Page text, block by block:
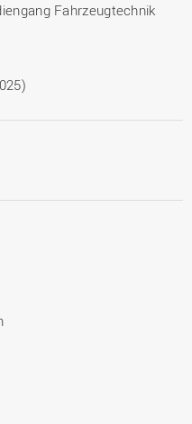
Fahrzeugtechnik